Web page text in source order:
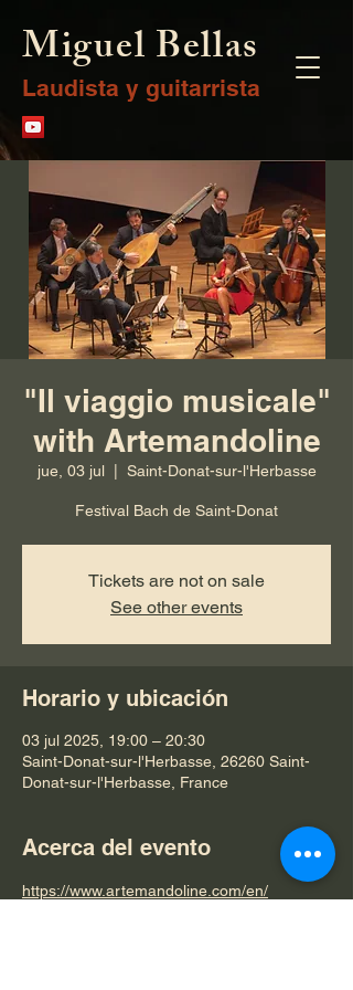
Miguel Bellas
Laudista y guitarrista
"Il viaggio musicale"
with Artemandoline
jue, 03 jul
  |
Saint-Donat-sur-l'Herbasse
Festival Bach de Saint-Donat
Tickets are not on sale
See other events
Horario y ubicación
03 jul 2025, 19:00 – 20:30
Saint-Donat-sur-l'Herbasse, 26260 Saint-
Donat-sur-l'Herbasse, France
Acerca del evento
https://www.artemandoline.com/en/